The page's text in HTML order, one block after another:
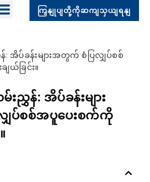
ကြှနျုပျတို့ကိုဆကျသှယျရနျ
အိပ်ခန်းများအတွက် စံပြလျှပ်စစ်
ယ်ခြင်း။
ညွှန်: အိပ်ခန်းများ
ပ်စစ်အပူပေးစက်ကို